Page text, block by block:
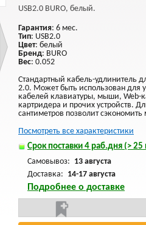
USB2.0 BURO, белый.
Гарантия: 6 мес.
Тип: USB2.0
Цвет: белый
Бренд: BURO
Вес: 0.052
Стандартный кабель-удлинитель
2.0. Может быть использован для
кабелей клавиатуры, мыши, Web-
картридера и прочих устройств.
сантиметров позволит сэкономить
Посмотреть все характеристики
Срок поставки 4 раб.дня (> 25
Самовывоз: 13 августа
Доставка: 14-17 августа
Подробнее о доставке